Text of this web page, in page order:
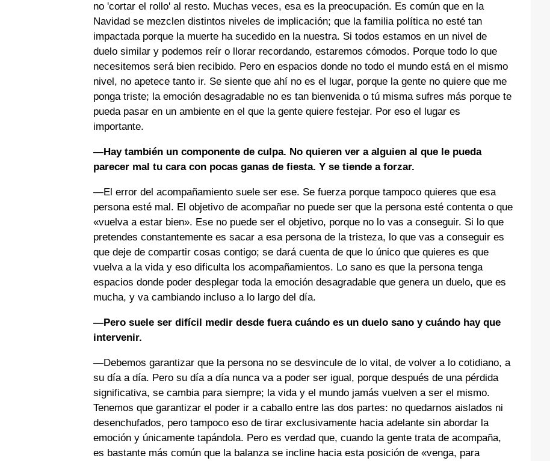
no 'cortar el rollo' al resto. Muchas veces, esa es la preocupación. Es común que en la
Navidad se mezclen distintos niveles de implicación; que la familia política no esté tan
impactada porque la muerte ha sucedido en la nuestra. Si todos estamos en un nivel de
duelo similar y podemos reír o llorar recordando, estaremos cómodos. Porque todo lo que
necesitemos será bien recibido. Pero en espacios donde no todo el mundo está en el mismo
nivel, no apetece tanto ir. Se siente que ahí no es el lugar, porque la gente no quiere que me
ponga triste; la emoción desagradable no es tan bienvenida o tú misma sufres más porque te
pueda pasar en un ambiente en el que la gente quiere festejar. Por eso el lugar es
importante.
—Hay también un componente de culpa. No quieren ver a alguien al que le pueda
parecer mal tu cara con pocas ganas de fiesta. Y se tiende a forzar.
—El error del acompañamiento suele ser ese. Se fuerza porque tampoco quieres que esa
persona esté mal. El objetivo de acompañar no puede ser que la persona esté contenta o que
«vuelva a estar bien». Ese no puede ser el objetivo, porque no lo vas a conseguir. Si lo que
pretendes constantemente es sacar a esa persona de la tristeza, lo que vas a conseguir es
que deje de compartir cosas contigo; se dará cuenta de que lo único que quieres es que
vuelva a la vida y eso dificulta los acompañamientos. Lo sano es que la persona tenga
espacios donde poder desplegar toda la emoción desagradable que genera un duelo, que es
mucha, y va cambiando incluso a lo largo del día.
—Pero suele ser difícil medir desde fuera cuándo es un duelo sano y cuándo hay que
intervenir.
—Debemos garantizar que la persona no se desvincule de lo vital, de volver a lo cotidiano, a
su día a día. Pero su día a día nunca va a poder ser igual, porque después de una pérdida
significativa, se cambia para siempre; la vida y el mundo jamás vuelven a ser el mismo.
Tenemos que garantizar el poder ir a caballo entre las dos partes: no quedarnos aislados ni
desenchufados, pero tampoco eso de tirar exclusivamente hacia adelante sin abordar la
emoción y únicamente tapándola. Pero es verdad que, cuando la gente trata de acompaña,
es bastante más común que la balanza se incline hacia esta posición de «venga, para